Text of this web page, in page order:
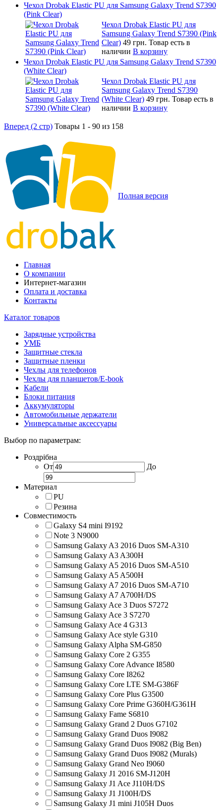
Чехол Drobak Elastic PU для Samsung Galaxy Trend S7390
(Pink Clear)
Чехол Drobak Elastic PU для
Samsung Galaxy Trend S7390 (Pink
Clear) 49 грн. Товар есть в
наличии В корзину
Чехол Drobak Elastic PU для Samsung Galaxy Trend S7390
(White Сlear)
Чехол Drobak Elastic PU для
Samsung Galaxy Trend S7390
(White Сlear) 49 грн. Товар есть в
наличии В корзину
Вперед (2 стр) Товары 1 - 90 из 158
Полная версия
Главная
О компании
Интернет-магазин
Оплата и доставка
Контакты
Каталог товаров
Зарядные устройства
УМБ
Защитные стекла
Защитные пленки
Чехлы для телефонов
Чехлы для планшетов/E-book
Кабели
Блоки питания
Аккумуляторы
Автомобильные держатели
Универсальные аксессуары
Выбор по параметрам:
Роздрібна
От
До
Материал
PU
Резина
Совместимость
Galaxy S4 mini I9192
Note 3 N9000
Samsung Galaxy A3 2016 Duos SM-A310
Samsung Galaxy A3 A300H
Samsung Galaxy A5 2016 Duos SM-A510
Samsung Galaxy A5 A500H
Samsung Galaxy A7 2016 Duos SM-A710
Samsung Galaxy A7 A700H/DS
Samsung Galaxy Ace 3 Duos S7272
Samsung Galaxy Ace 3 S7270
Samsung Galaxy Ace 4 G313
Samsung Galaxy Ace style G310
Samsung Galaxy Alpha SM-G850
Samsung Galaxy Core 2 G355
Samsung Galaxy Core Advance I8580
Samsung Galaxy Core I8262
Samsung Galaxy Core LTE SM-G386F
Samsung Galaxy Core Plus G3500
Samsung Galaxy Core Prime G360H/G361H
Samsung Galaxy Fame S6810
Samsung Galaxy Grand 2 Duos G7102
Samsung Galaxy Grand Duos I9082
Samsung Galaxy Grand Duos I9082 (Big Ben)
Samsung Galaxy Grand Duos I9082 (Murals)
Samsung Galaxy Grand Neo I9060
Samsung Galaxy J1 2016 SM-J120H
Samsung Galaxy J1 Ace J110H/DS
Samsung Galaxy J1 J100H/DS
Samsung Galaxy J1 mini J105H Duos